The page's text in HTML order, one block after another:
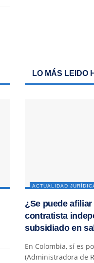
LO MÁS LEIDO
ACTUALIDAD
¿Se puede
contratista
subsidiado en
En Colombia, sí es
(Administradora de